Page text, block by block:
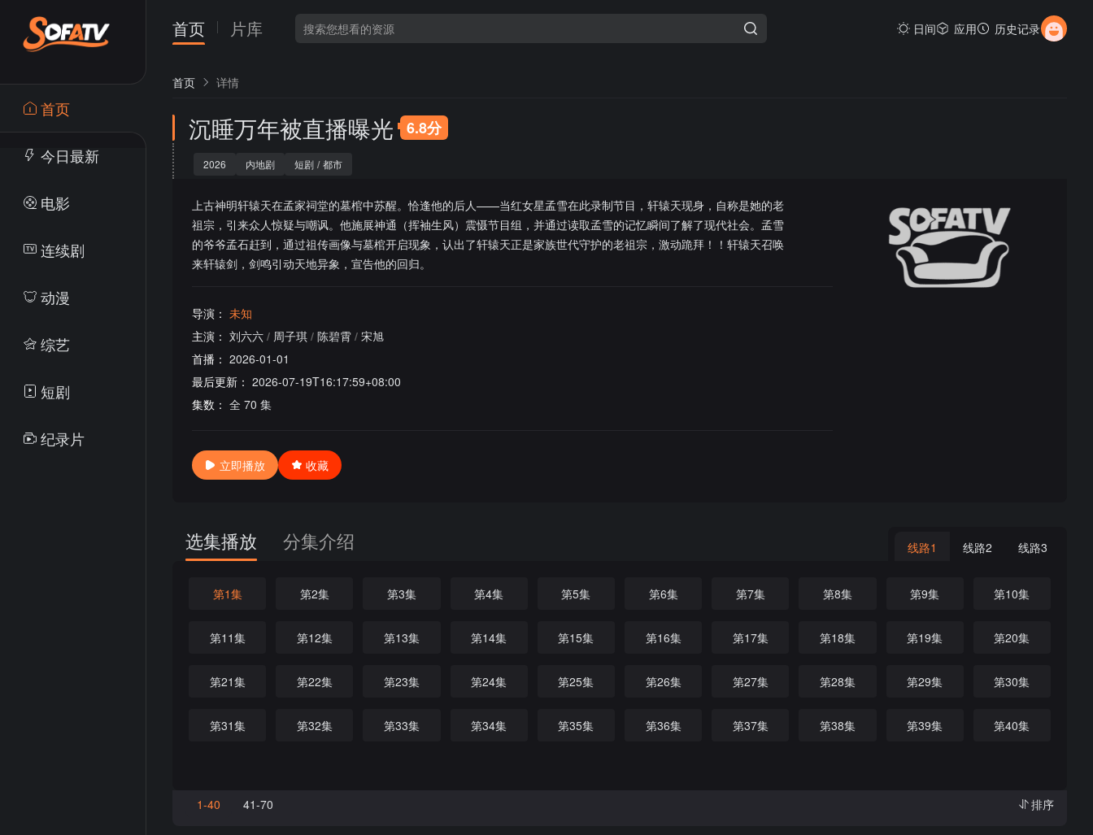
首页
今日最新
电影
连续剧
动漫
综艺
短剧
纪录片
首页 片库 日间 应用 历史记录
首页 详情
沉睡万年被直播曝光 6.8分
2026 内地剧 短剧 / 都市
上古神明轩辕天在孟家祠堂的墓棺中苏醒。恰逢他的后人——当红女星孟雪在此录制节目，轩辕天现身，自称是她的老
祖宗，引来众人惊疑与嘲讽。他施展神通（挥袖生风）震慑节目组，并通过读取孟雪的记忆瞬间了解了现代社会。孟雪
的爷爷孟石赶到，通过祖传画像与墓棺开启现象，认出了轩辕天正是家族世代守护的老祖宗，激动跪拜！！轩辕天召唤
来轩辕剑，剑鸣引动天地异象，宣告他的回归。
导演： 未知
主演： 刘六六 / 周子琪 / 陈碧霄 / 宋旭
首播： 2026-01-01
最后更新： 2026-07-19T16:17:59+08:00
集数： 全 70 集
立即播放 收藏
选集播放 分集介绍 线路1 线路2 线路3
第1集 第2集 第3集 第4集 第5集 第6集 第7集 第8集 第9集 第10集
第11集 第12集 第13集 第14集 第15集 第16集 第17集 第18集 第19集 第20集
第21集 第22集 第23集 第24集 第25集 第26集 第27集 第28集 第29集 第30集
第31集 第32集 第33集 第34集 第35集 第36集 第37集 第38集 第39集 第40集
1-40 41-70 排序